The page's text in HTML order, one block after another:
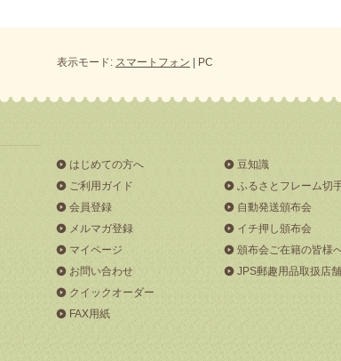
表示モード: スマートフォン | PC
はじめての方へ
ご利用ガイド
会員登録
メルマガ登録
マイページ
お問い合わせ
クイックオーダー
FAX用紙
豆知識
ふるさとフレーム切
自動発送頒布会
イチ押し頒布会
頒布会ご在籍の皆様
JPS郵趣用品取扱店舗